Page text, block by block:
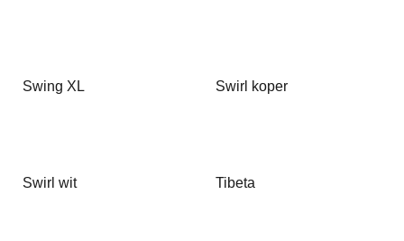
Swing XL Swirl koper
Swirl wit Tibeta